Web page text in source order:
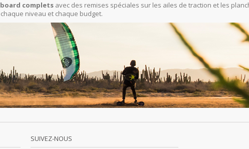
completsavec des remises spéciales sur les ailes de traction et les
niveau et chaque budget.
SUIVEZ-NOUS